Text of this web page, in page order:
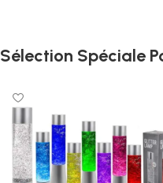
Sélection Spéciale